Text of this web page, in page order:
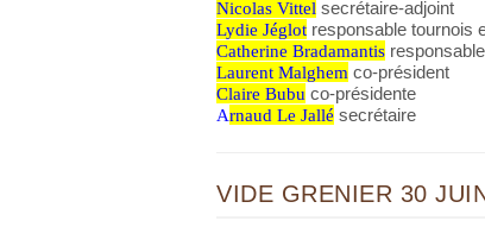
Nicolas Vittel secrétaire-adjoint
Lydie Jéglot responsable tournois
Catherine Bradamantis
Laurent Malghem co-président
Claire Bubu co-présidente
Arnaud Le Jallé secrétaire
VIDE GRENIER 30